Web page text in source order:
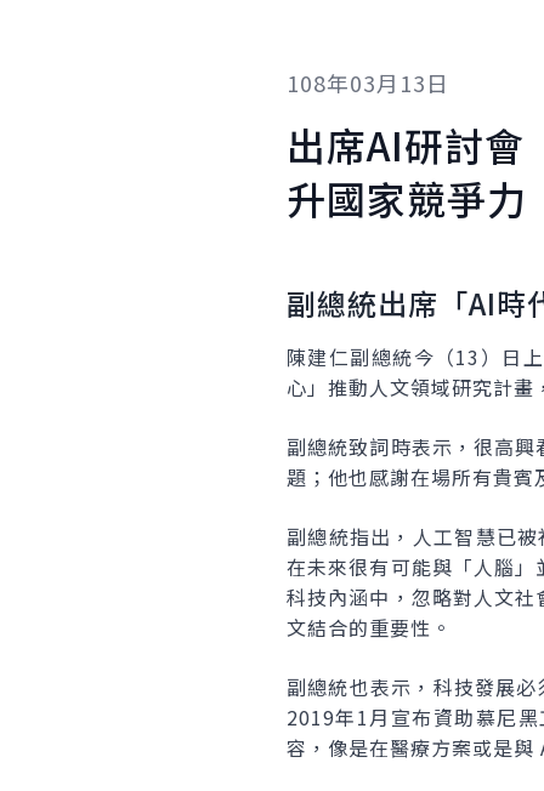
108年03月13日
出席AI研討
升國家競爭力
副總統出席「AI時
陳建仁副總統今（13）日
心」推動人文領域研究計
副總統致詞時表示，很高
題；他也感謝在場所有貴
副總統指出，人工智慧已
在未來很有可能與「人腦
科技內涵中，忽略對人文
文結合的重要性。
副總統也表示，科技發展
2019年1月宣布資助慕尼
容，像是在醫療方案或是